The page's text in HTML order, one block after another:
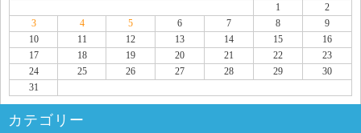
1
2
3
4 5 6 7 8
9
10
11 12 13 14 15
16
17
18 19 20 21 22
23
24
25 26 27 28 29
30
31
カテゴリー